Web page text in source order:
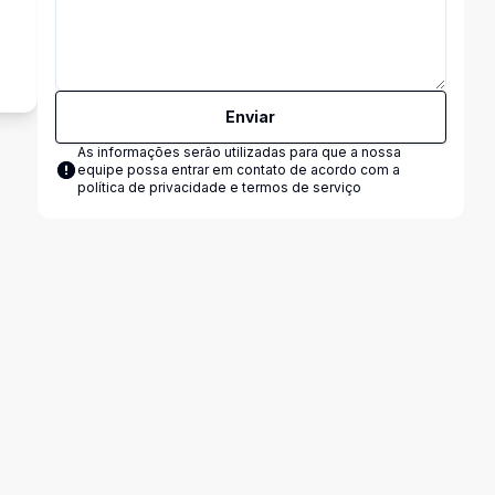
Enviar
As informações serão utilizadas para que a nossa
equipe possa entrar em contato de acordo com a
política de privacidade e termos de serviço